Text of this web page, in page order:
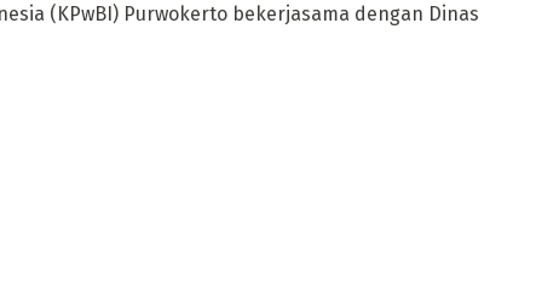
(KPwBI) Purwokerto bekerjasama dengan Dinas